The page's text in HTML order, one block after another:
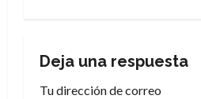
c
i
Deja una respuesta
Tu dirección de correo